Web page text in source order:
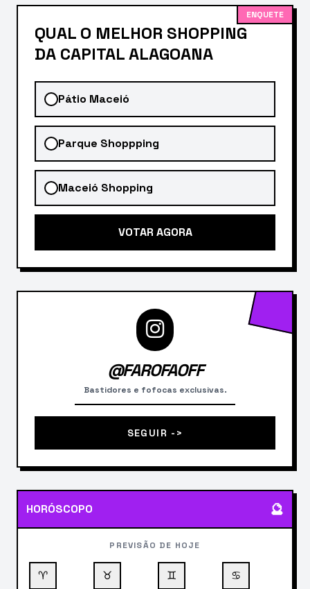
ENQUETE
QUAL O MELHOR SHOPPING
DA CAPITAL ALAGOANA
Pátio Maceió
Parque Shoppping
Maceió Shopping
VOTAR AGORA
@FAROFAOFF
Bastidores e fofocas exclusivas.
SEGUIR ->
HORÓSCOPO 🔮
PREVISÃO DE HOJE
♈ ♉ ♊ ♋